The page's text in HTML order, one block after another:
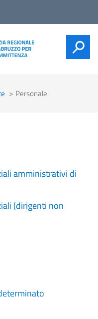
Personale
amministrativi di
(dirigenti non